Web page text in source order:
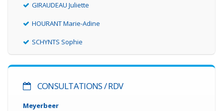
GIRAUDEAU Juliette
HOURANT Marie-Adine
SCHYNTS Sophie
CONSULTATIONS / RDV
Meyerbeer